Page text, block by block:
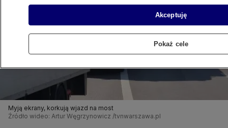
Myją ekrany, korkują wjazd na most
Źródło wideo: Artur Węgrzynowicz /tvnwarszawa.pl
Akceptuję
Pokaż cele